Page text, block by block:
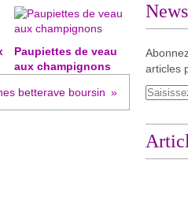
Paupiettes de veau
aux champignons
betterave boursin
articles